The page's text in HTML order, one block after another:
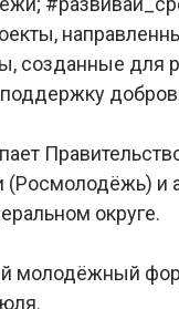
созданные для
и
округе.
молодёжный